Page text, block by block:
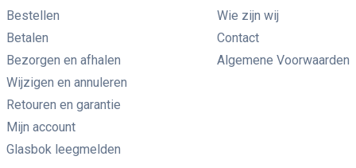
Bestellen
Betalen
Bezorgen en afhalen
Wijzigen en annuleren
Retouren en garantie
Mijn account
Glasbok leegmelden
Wie zijn wij
Contact
Algemene Voorwaarden